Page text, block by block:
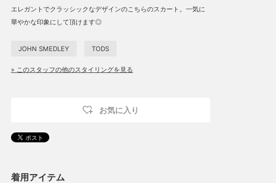
エレガントでクラッシックなデザインのこちらのスカート。一気に
華やかな印象にして頂けます◎
JOHN SMEDLEY TODS
» このスタッフの他のスタイリングを見る
お気に入り
着用アイテム